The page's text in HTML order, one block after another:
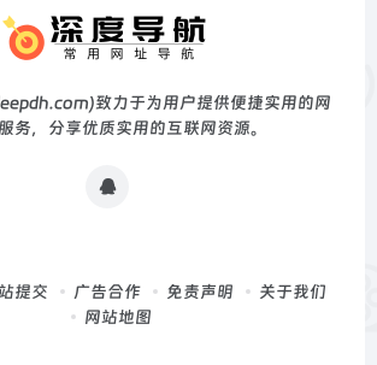
致力于为用户提供便捷实用的网
务，分享优质实用的互联网资源。
提交 广告合作 免责声明
关于我们
网站地图